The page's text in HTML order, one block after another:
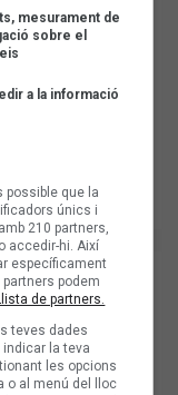
mesurament de
sobre el
a la informació
possible que la
únics i
210 partners,
accedir-hi. Així
específicament
podem
de partners.
teves dades
la teva
les opcions
o al menú del lloc